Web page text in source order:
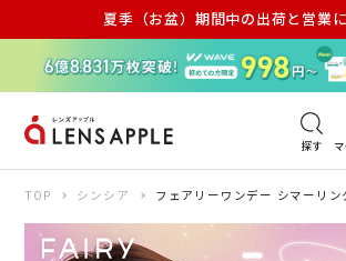
夏季（お盆）期間中の出荷と営業
探す
アキュビュー メダリスト
TOP シンシア フェアリーワンデー シマーリ